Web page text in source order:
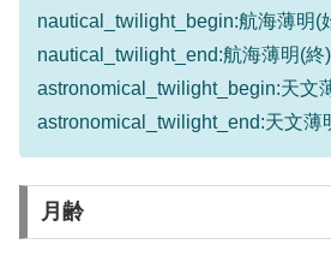
nautical_twilight_begin:航海薄明(
nautical_twilight_end:航海薄明(終)
astronomical_twilight_begin:天文
astronomical_twilight_end:天文薄
月齢